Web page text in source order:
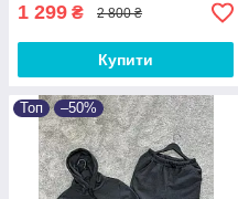
1 299 ₴ 2 800 ₴
Купити
Топ –50%